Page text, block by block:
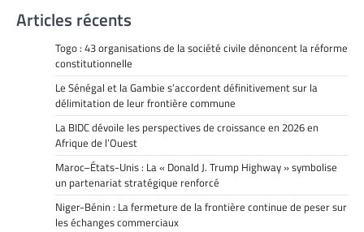
Articles récents
Togo : 43 organisations de la société civile dénoncent la réforme
constitutionnelle
Le Sénégal et la Gambie s’accordent définitivement sur la
délimitation de leur frontière commune
La BIDC dévoile les perspectives de croissance en 2026 en
Afrique de l’Ouest
Maroc–États-Unis : La « Donald J. Trump Highway » symbolise
un partenariat stratégique renforcé
Niger-Bénin : La fermeture de la frontière continue de peser sur
les échanges commerciaux